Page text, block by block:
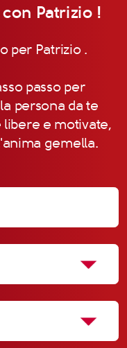
Patrizio !
per Patrizio .
passo per
persona da te
e motivate,
gemella.